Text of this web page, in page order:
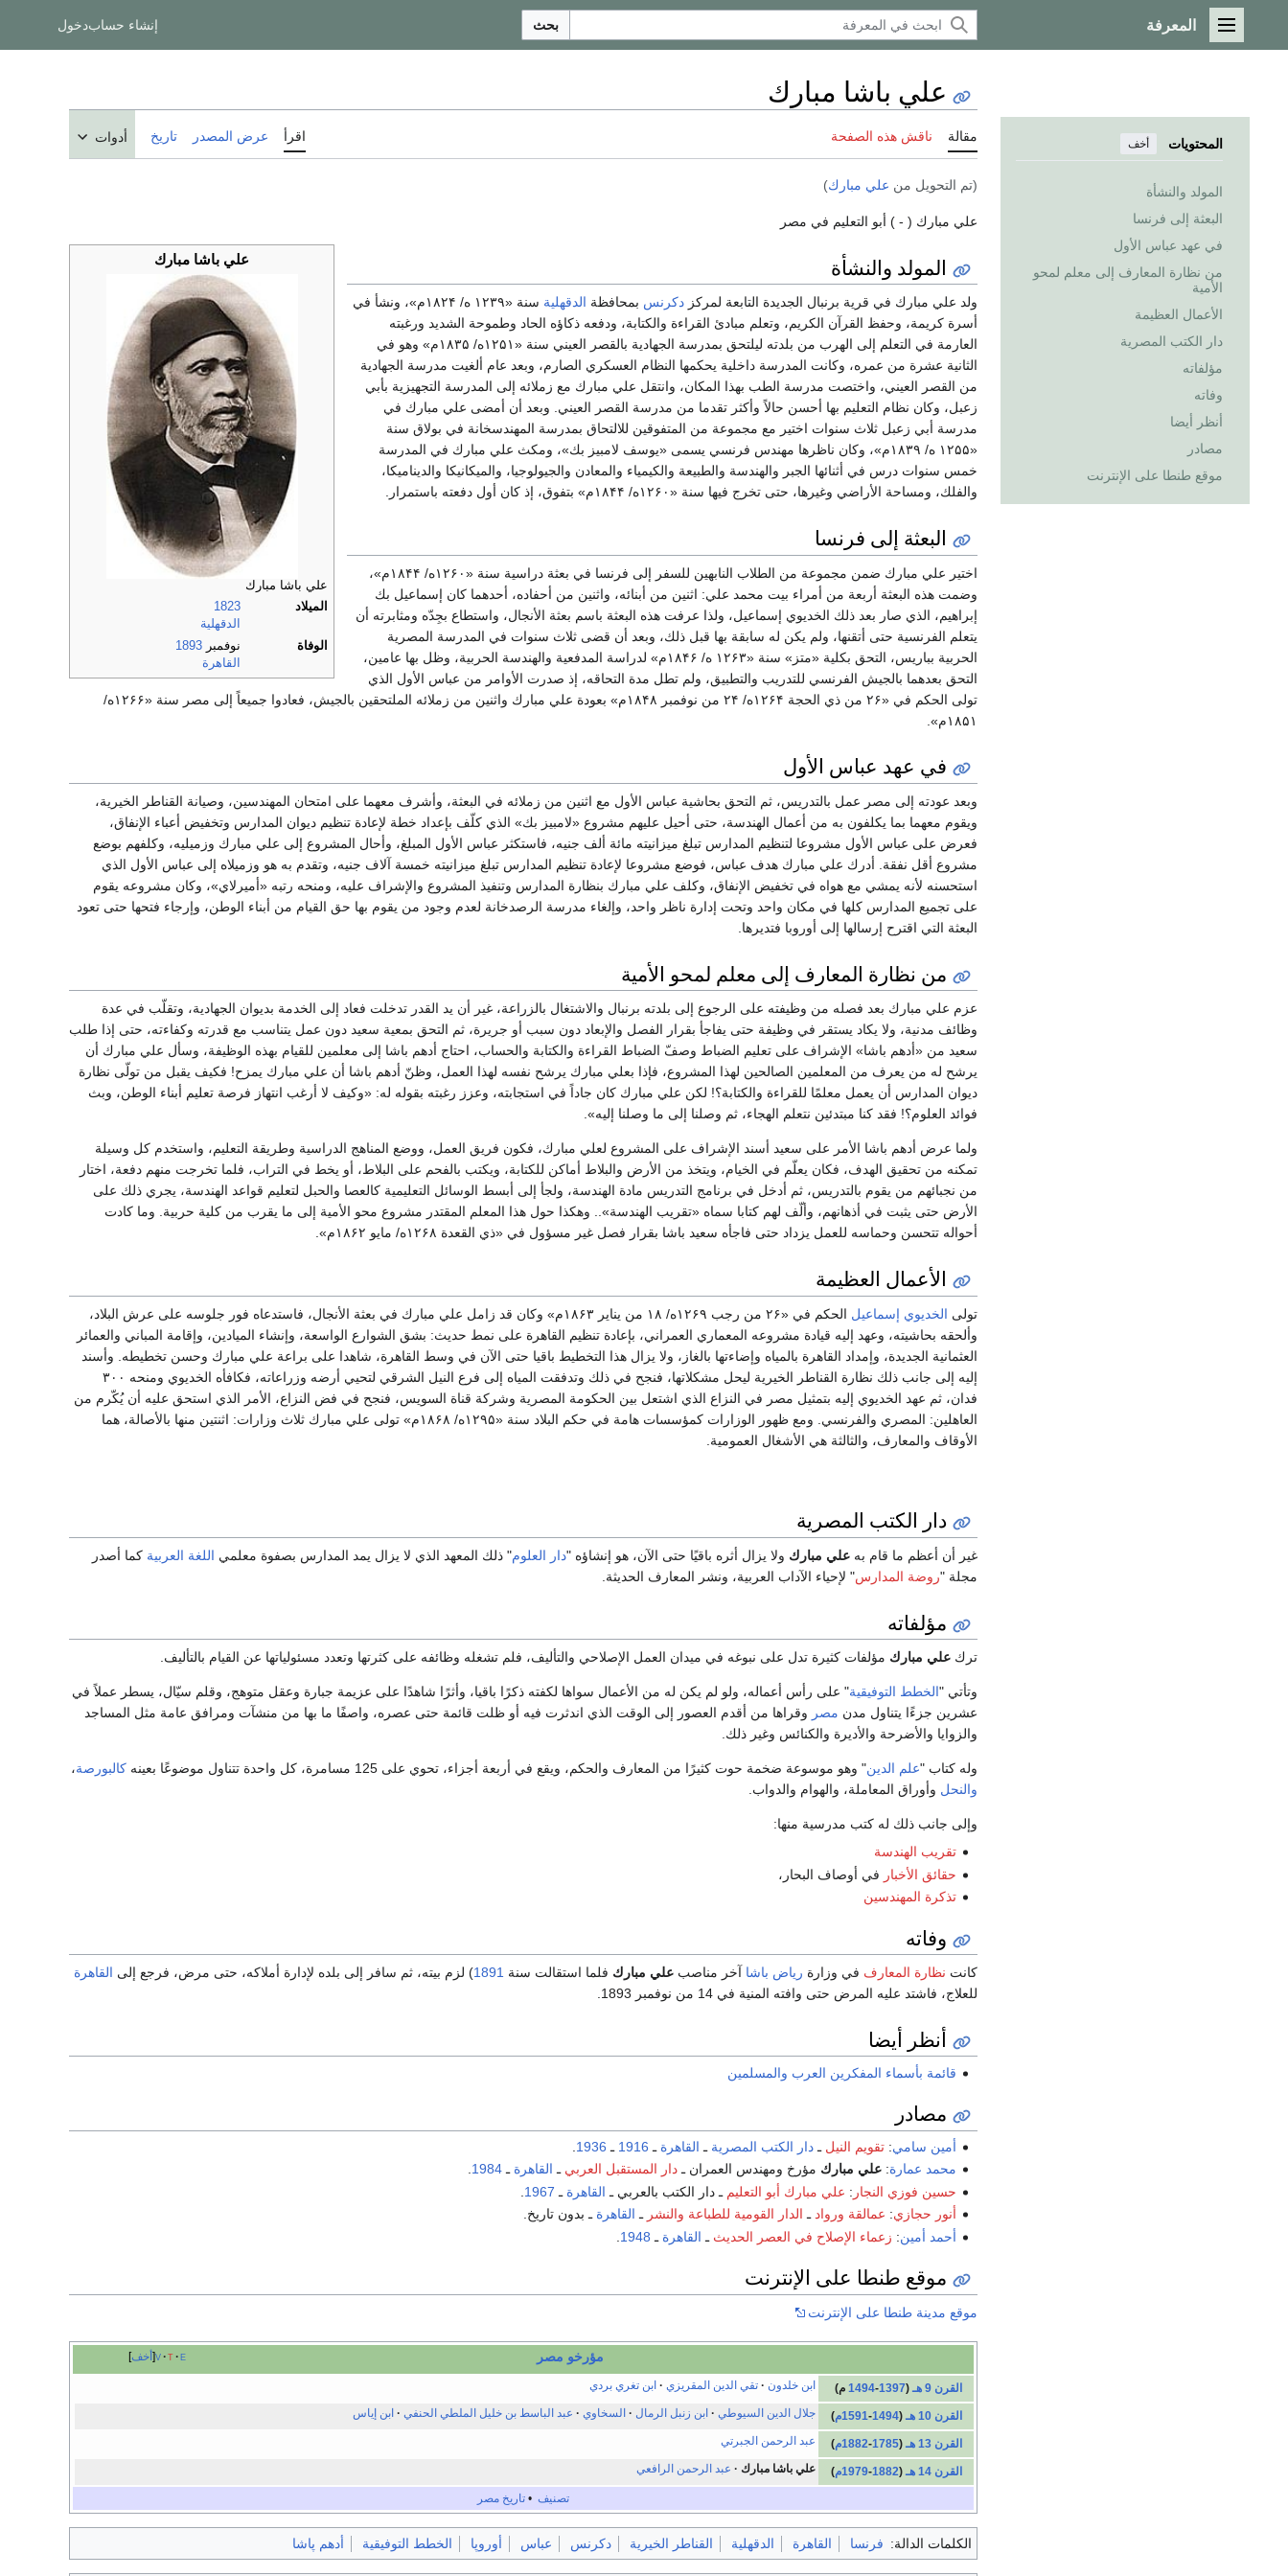
القائمة الرئيسية
المعرفة بحث إنشاء حسابدخول
المحتويات أخف
المولد والنشأة
البعثة إلى فرنسا
في عهد عباس الأول
من نظارة المعارف إلى معلم لمحو
الأمية
الأعمال العظيمة
دار الكتب المصرية
مؤلفاته
وفاته
أنظر أيضا
مصادر
موقع طنطا على الإنترنت
علي باشا مبارك
مقالة ناقش هذه الصفحة اقرأ عرض المصدر تاريخ أدوات
(تم التحويل من علي مبارك)
علي مبارك ( - ) أبو التعليم في مصر
علي باشا مبارك
علي باشا مبارك
الميلاد
1823
الدقهلية
الوفاة
نوفمبر 1893
القاهرة
المولد والنشأة
ولد علي مبارك في قرية برنبال الجديدة التابعة لمركز دكرنس بمحافظة الدقهلية
سنة «۱۲۳۹ ه/ ۱۸۲۴م»، ونشأ في
أسرة كريمة، وحفظ القرآن الكريم، وتعلم مبادئ القراءة والكتابة، ودفعه ذكاؤه الحاد وطموحة الشديد ورغبته
العارمة في التعلم إلى الهرب من بلدته ليلتحق بمدرسة الجهادية بالقصر العيني سنة «۱۲۵۱ه/ ۱۸۳۵م» وهو في
الثانية عشرة من عمره، وكانت المدرسة داخلية يحكمها النظام العسكري الصارم، وبعد عام ألغيت مدرسة الجهادية
من القصر العيني، واختصت مدرسة الطب بهذا المكان، وانتقل علي مبارك مع زملائه إلى المدرسة التجهيزية بأبي
زعبل، وكان نظام التعليم بها أحسن حالاً وأكثر تقدما من مدرسة القصر العيني. وبعد أن أمضى علي مبارك في
مدرسة أبي زعبل ثلاث سنوات اختير مع مجموعة من المتفوقين للالتحاق بمدرسة المهندسخانة في بولاق سنة
«۱۲۵۵ ه/ ۱۸۳۹م»، وكان ناظرها مهندس فرنسي يسمى «يوسف لامبيز بك»، ومكث علي مبارك في المدرسة
خمس سنوات درس في أثنائها الجبر والهندسة والطبيعة والكيمياء والمعادن والجيولوجيا، والميكانيكا والديناميكا،
والفلك، ومساحة الأراضي وغيرها، حتى تخرج فيها سنة «۱۲۶۰ه/ ۱۸۴۴م» بتفوق، إذ كان أول دفعته باستمرار.
البعثة إلى فرنسا
اختير علي مبارك ضمن مجموعة من الطلاب النابهين للسفر إلى فرنسا في بعثة دراسية سنة «۱۲۶۰ه/ ۱۸۴۴م»،
وضمت هذه البعثة أربعة من أمراء بيت محمد علي: اثنين من أبنائه، واثنين من أحفاده، أحدهما كان إسماعيل بك
إبراهيم، الذي صار بعد ذلك الخديوي إسماعيل، ولذا عرفت هذه البعثة باسم بعثة الأنجال، واستطاع بجِدّه ومثابرته أن
يتعلم الفرنسية حتى أتقنها، ولم يكن له سابقة بها قبل ذلك، وبعد أن قضى ثلاث سنوات في المدرسة المصرية
الحربية بباريس، التحق بكلية «متز» سنة «۱۲۶۳ ه/ ۱۸۴۶م» لدراسة المدفعية والهندسة الحربية، وظل بها عامين،
التحق بعدهما بالجيش الفرنسي للتدريب والتطبيق، ولم تطل مدة التحاقه، إذ صدرت الأوامر من عباس الأول الذي
تولى الحكم في «۲۶ من ذي الحجة ۱۲۶۴ه/ ۲۴ من نوفمبر ۱۸۴۸م» بعودة علي مبارك واثنين من زملائه الملتحقين بالجيش، فعادوا جميعاً إلى مصر سنة «۱۲۶۶ه/
۱۸۵۱م».
في عهد عباس الأول
وبعد عودته إلى مصر عمل بالتدريس، ثم التحق بحاشية عباس الأول مع اثنين من زملائه في البعثة، وأشرف معهما على امتحان المهندسين، وصيانة القناطر الخيرية،
ويقوم معهما بما يكلفون به من أعمال الهندسة، حتى أحيل عليهم مشروع «لامبيز بك» الذي كلّف بإعداد خطة لإعادة تنظيم ديوان المدارس وتخفيض أعباء الإنفاق،
فعرض على عباس الأول مشروعا لتنظيم المدارس تبلغ ميزانيته مائة ألف جنيه، فاستكثر عباس الأول المبلغ، وأحال المشروع إلى علي مبارك وزميليه، وكلفهم بوضع
مشروع أقل نفقة. أدرك علي مبارك هدف عباس، فوضع مشروعا لإعادة تنظيم المدارس تبلغ ميزانيته خمسة آلاف جنيه، وتقدم به هو وزميلاه إلى عباس الأول الذي
استحسنه لأنه يمشي مع هواه في تخفيض الإنفاق، وكلف علي مبارك بنظارة المدارس وتنفيذ المشروع والإشراف عليه، ومنحه رتبه «أميرلاي»، وكان مشروعه يقوم
على تجميع المدارس كلها في مكان واحد وتحت إدارة ناظر واحد، وإلغاء مدرسة الرصدخانة لعدم وجود من يقوم بها حق القيام من أبناء الوطن، وإرجاء فتحها حتى تعود
البعثة التي اقترح إرسالها إلى أوروبا فتديرها.
من نظارة المعارف إلى معلم لمحو الأمية
عزم علي مبارك بعد فصله من وظيفته على الرجوع إلى بلدته برنبال والاشتغال بالزراعة، غير أن يد القدر تدخلت فعاد إلى الخدمة بديوان الجهادية، وتقلّب في عدة
وظائف مدنية، ولا يكاد يستقر في وظيفة حتى يفاجأ بقرار الفصل والإبعاد دون سبب أو جريرة، ثم التحق بمعية سعيد دون عمل يتناسب مع قدرته وكفاءته، حتى إذا طلب
سعيد من «أدهم باشا» الإشراف على تعليم الضباط وصفّ الضباط القراءة والكتابة والحساب، احتاج أدهم باشا إلى معلمين للقيام بهذه الوظيفة، وسأل علي مبارك أن
يرشح له من يعرف من المعلمين الصالحين لهذا المشروع، فإذا بعلي مبارك يرشح نفسه لهذا العمل، وظنّ أدهم باشا أن علي مبارك يمزح! فكيف يقبل من تولّى نظارة
ديوان المدارس أن يعمل معلمًا للقراءة والكتابة؟! لكن علي مبارك كان جاداً في استجابته، وعزز رغبته بقوله له: «وكيف لا أرغب انتهاز فرصة تعليم أبناء الوطن، وبث
فوائد العلوم؟! فقد كنا مبتدئين نتعلم الهجاء، ثم وصلنا إلى ما وصلنا إليه».
ولما عرض أدهم باشا الأمر على سعيد أسند الإشراف على المشروع لعلي مبارك، فكون فريق العمل، ووضع المناهج الدراسية وطريقة التعليم، واستخدم كل وسيلة
تمكنه من تحقيق الهدف، فكان يعلّم في الخيام، ويتخذ من الأرض والبلاط أماكن للكتابة، ويكتب بالفحم على البلاط، أو يخط في التراب، فلما تخرجت منهم دفعة، اختار
من نجبائهم من يقوم بالتدريس، ثم أدخل في برنامج التدريس مادة الهندسة، ولجأ إلى أبسط الوسائل التعليمية كالعصا والحبل لتعليم قواعد الهندسة، يجري ذلك على
الأرض حتى يثبت في أذهانهم، وألّف لهم كتابا سماه «تقريب الهندسة».. وهكذا حول هذا المعلم المقتدر مشروع محو الأمية إلى ما يقرب من كلية حربية. وما كادت
أحواله تتحسن وحماسه للعمل يزداد حتى فاجأه سعيد باشا بقرار فصل غير مسؤول في «ذي القعدة ۱۲۶۸ه/ مايو ۱۸۶۲م».
الأعمال العظيمة
تولى الخديوي إسماعيل
الحكم في «۲۶ من رجب ۱۲۶۹ه/ ۱۸ من يناير ۱۸۶۳م» وكان قد زامل علي مبارك في بعثة الأنجال، فاستدعاه فور جلوسه على عرش البلاد،
وألحقه بحاشيته، وعهد إليه قيادة مشروعه المعماري العمراني، بإعادة تنظيم القاهرة على نمط حديث: بشق الشوارع الواسعة، وإنشاء الميادين، وإقامة المباني والعمائر
العثمانية الجديدة، وإمداد القاهرة بالمياه وإضاءتها بالغاز، ولا يزال هذا التخطيط باقيا حتى الآن في وسط القاهرة، شاهدا على براعة علي مبارك وحسن تخطيطه. وأسند
إليه إلى جانب ذلك نظارة القناطر الخيرية ليحل مشكلاتها، فنجح في ذلك وتدفقت المياه إلى فرع النيل الشرقي لتحيي أرضه وزراعاته، فكافأه الخديوي ومنحه ۳۰۰
فدان، ثم عهد الخديوي إليه بتمثيل مصر في النزاع الذي اشتعل بين الحكومة المصرية وشركة قناة السويس، فنجح في فض النزاع، الأمر الذي استحق عليه أن يُكّرم من
العاهلين: المصري والفرنسي. ومع ظهور الوزارات كمؤسسات هامة في حكم البلاد سنة «۱۲۹۵ه/ ۱۸۶۸م» تولى علي مبارك ثلاث وزارات: اثنتين منها بالأصالة، هما
الأوقاف والمعارف، والثالثة هي الأشغال العمومية.
دار الكتب المصرية
غير أن أعظم ما قام به علي مبارك ولا يزال أثره باقيًا حتى الآن، هو إنشاؤه "دار العلوم" ذلك المعهد الذي لا يزال يمد المدارس بصفوة معلمي اللغة العربية كما أصدر
مجلة "روضة المدارس" لإحياء الآداب العربية، ونشر المعارف الحديثة.
مؤلفاته
ترك علي مبارك مؤلفات كثيرة تدل على نبوغه في ميدان العمل الإصلاحي والتأليف، فلم تشغله وظائفه على كثرتها وتعدد مسئولياتها عن القيام بالتأليف.
وتأتي "الخطط التوفيقية" على رأس أعماله، ولو لم يكن له من الأعمال سواها لكفته ذكرًا باقيا، وأثرًا شاهدًا على عزيمة جبارة وعقل متوهج، وقلم سيّال، يسطر عملاً في
عشرين جزءًا يتناول مدن مصر وقراها من أقدم العصور إلى الوقت الذي اندثرت فيه أو ظلت قائمة حتى عصره، واصفًا ما بها من منشآت ومرافق عامة مثل المساجد
والزوايا والأضرحة والأديرة والكنائس وغير ذلك.
وله كتاب "علم الدين" وهو موسوعة ضخمة حوت كثيرًا من المعارف والحكم، ويقع في أربعة أجزاء، تحوي على 125 مسامرة، كل واحدة تتناول موضوعًا بعينه كالبورصة،
والنحل وأوراق المعاملة، والهوام والدواب.
وإلى جانب ذلك له كتب مدرسية منها:
تقريب الهندسة
حقائق الأخبار في أوصاف البحار،
تذكرة المهندسين
وفاته
كانت نظارة المعارف في وزارة رياض باشا آخر مناصب علي مبارك فلما استقالت سنة 1891) لزم بيته، ثم سافر إلى بلده لإدارة أملاكه، حتى مرض، فرجع إلى القاهرة
للعلاج، فاشتد عليه المرض حتى وافته المنية في 14 من نوفمبر 1893.
أنظر أيضا
قائمة بأسماء المفكرين العرب والمسلمين
مصادر
أمين سامي:تقويم النيل ـدار الكتب المصرية ـ القاهرة ـ 1916 ـ 1936
محمد عمارة:علي مبارك مؤرخ ومهندس العمران ـدار المستقبل العربي ـ القاهرة ـ1984
.
حسين فوزي النجار : علي مبارك أبو التعليم ـ دار الكتب بالعربي ـ القاهرة ـ 1967
أنور حجازي: عمالقة ورواد ـ الدار القومية للطباعة والنشر ـ القاهرة ـ بدون تاريخ.
أحمد أمين: زعماء الإصلاح في العصر الحديث ـ القاهرة ـ 1948
موقع طنطا على الإنترنت
موقع مدينة طنطا على الإنترنت
أخف v t e مؤرخو مصر
القرن 9 هـ (
1397
-
1494 م) ابن خلدون تقي الدين المقريزي ابن تغري بردي
القرن 10 هـ (
1494
-1591م ) جلال الدين السيوطي ابن زنبل الرمال السخاوي عبد الباسط بن خليل الملطي الحنفي ابن إياس
القرن 13 هـ (
1785
-1882م ) عبد الرحمن الجبرتي
القرن 14 هـ (
1882
-1979م ) علي باشا مبارك عبد الرحمن الرافعي
تصنيف • تاريخ مصر
الكلمات الدالة: فرنسا القاهرة الدقهلية القناطر الخيرية دكرنس عباس أوروپا الخطط التوفيقية أدهم پاشا